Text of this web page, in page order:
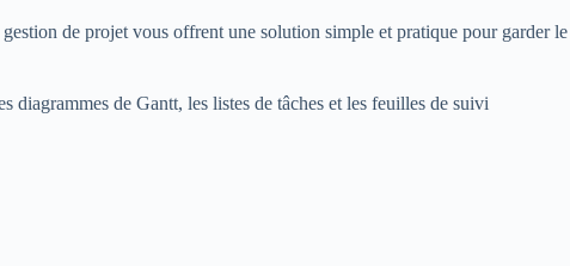
de projet vous offrent une solution simple et pratique pour garder le
de Gantt, les listes de tâches et les feuilles de suivi